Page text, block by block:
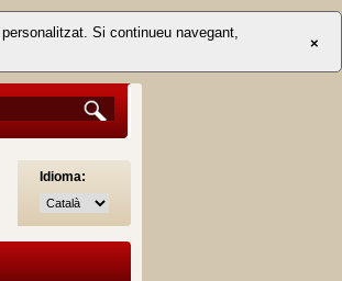
×
Si continueu navegant,
Idioma: